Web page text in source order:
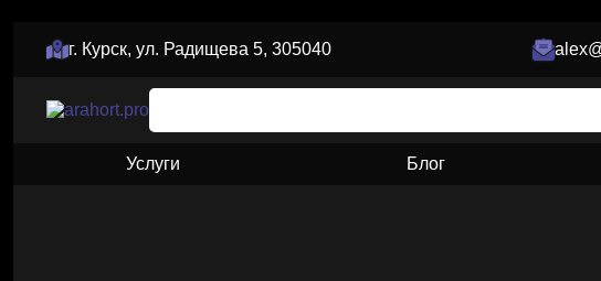
г. Курск, ул. Радищева 5, 305040
Услуги Блог